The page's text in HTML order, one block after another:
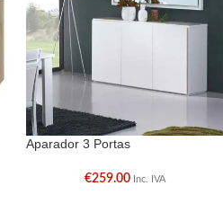
Aparador 3 Portas
€259.00 Inc. IVA